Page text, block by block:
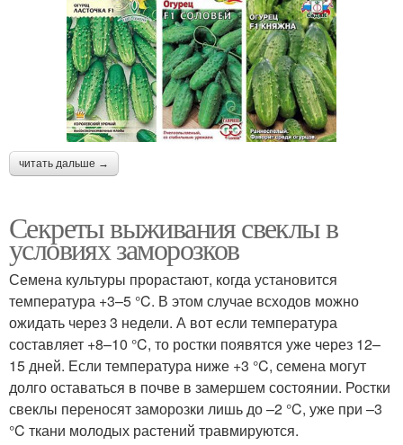
читать дальше →
Секреты выживания свеклы в
условиях заморозков
Семена культуры прорастают, когда установится
температура +3–5 °C. В этом случае всходов можно
ожидать через 3 недели. А вот если температура
составляет +8–10 °C, то ростки появятся уже через 12–
15 дней. Если температура ниже +3 °C, семена могут
долго оставаться в почве в замершем состоянии. Ростки
свеклы переносят заморозки лишь до –2 °C, уже при –3
°C ткани молодых растений травмируются.